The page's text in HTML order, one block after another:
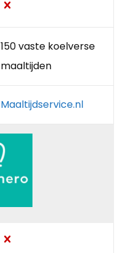
150 vaste koelverse
maaltijden
Maaltijdservice.nl